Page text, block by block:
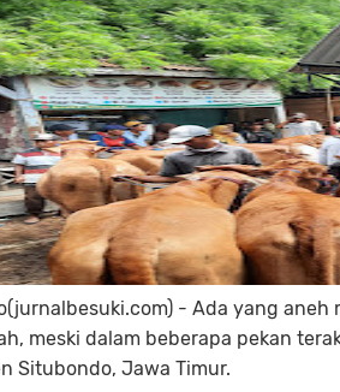
- Ada yang
meski dalam beberapa pekan
Situbondo, Jawa Timur.